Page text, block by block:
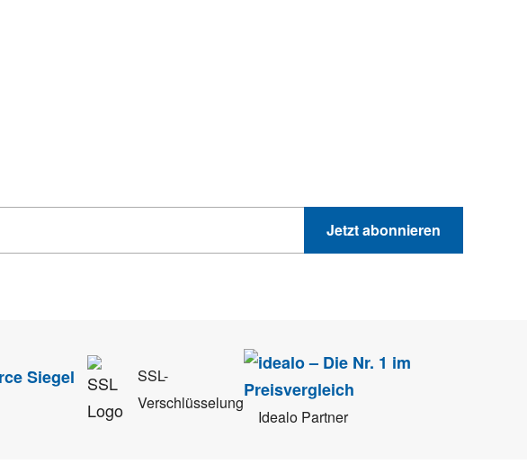
Jetzt abonnieren
SSL-
Verschlüsselung
Idealo Partner